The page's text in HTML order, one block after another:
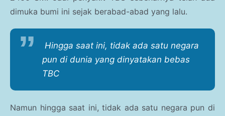
dimuka bumi ini sejak berabad-abad yang lalu.
Hingga saat ini, tidak ada satu negara
pun di dunia yang dinyatakan bebas
TBC
Namun hingga saat ini, tidak ada satu negara pun di